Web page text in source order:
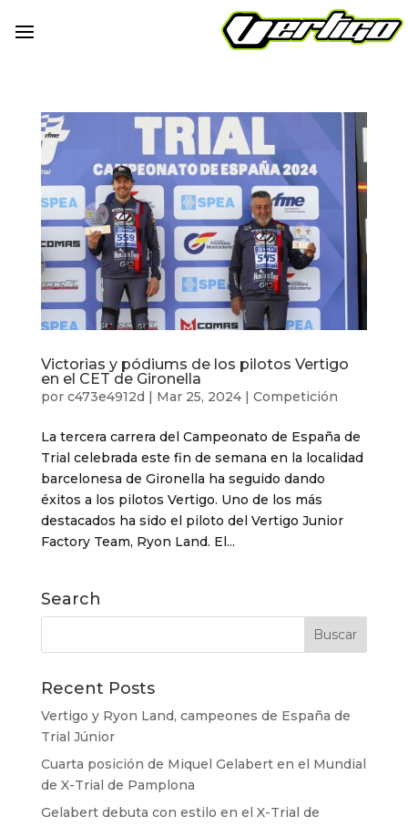
Victorias y pódiums de los pilotos Vertigo
en el CET de Gironella
por c473e4912d | Mar 25, 2024| Competición
La tercera carrera del Campeonato de España de
Trial celebrada este fin de semana en la localidad
barcelonesa de Gironella ha seguido dando
éxitos a los pilotos Vertigo. Uno de los más
destacados ha sido el piloto del Vertigo Junior
Factory Team, Ryon Land. El...
Search
Recent Posts
Vertigo y Ryon Land, campeones de España de
Trial Júnior
Cuarta posición de Miquel Gelabert en el Mundial
de X-Trial de Pamplona
Gelabert debuta con estilo en el X-Trial de